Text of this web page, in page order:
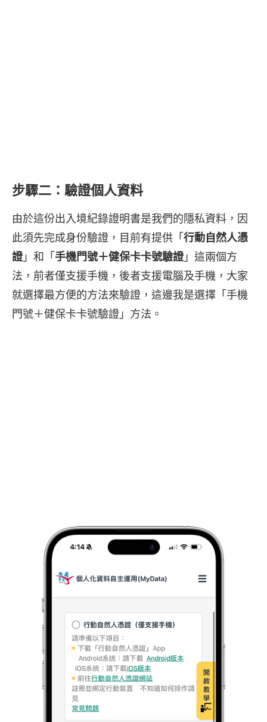
步驟二：驗證個人資料
由於這份出入境紀錄證明書是我們的隱私資料，因
此須先完成身份驗證，目前有提供「 行動自然人憑
證」和「 手機門號＋健保卡卡號驗證」這兩個方
法，前者僅支援手機，後者支援電腦及手機，大家
就選擇最方便的方法來驗證，這邊我是選擇「手機
門號＋健保卡卡號驗證」方法。